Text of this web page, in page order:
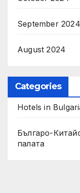
September 2024
August 2024
Categories
Hotels in
Българо-
палaта